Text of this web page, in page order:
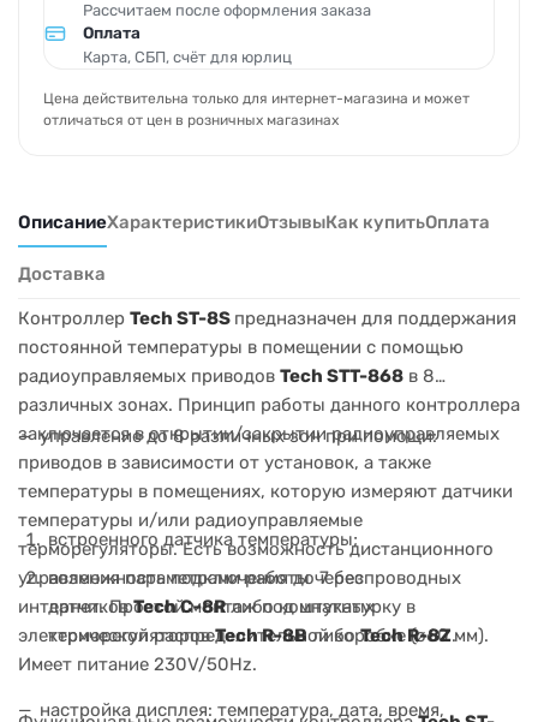
Рассчитаем после оформления заказа
Оплата
Карта, СБП, счёт для юрлиц
Цена действительна только для интернет-магазина и может
отличаться от цен в розничных магазинах
ОписаниеХарактеристикиОтзывыКак купитьОплата
Доставка
Контроллер Tech ST-8S предназначен для поддержания
постоянной температуры в помещении с помощью
радиоуправляемых приводов Tech STT-868 в 8
различных зонах. Принцип работы данного контроллера
заключается в открытии/закрытии радиоуправляемых
приводов в зависимости от установок, а также
температуры в помещениях, которую измеряют датчики
температуры и/или радиоуправляемые
терморегуляторы. Есть возможность дистанционного
управления параметрами работы через
интернет. Простой монтаж под штукатурку в
электрической распределительной коробке (ø60 мм).
Имеет питание 230V/50Hz.
управление до 8 различных зон при помощи:
встроенного датчика температуры;
возможность подключения до 7 беспроводных
датчиковTech C-8Rлибо комнатных
терморегуляторовTech R-8BлибоTech R-8Z.
настройка дисплея: температура, дата, время,